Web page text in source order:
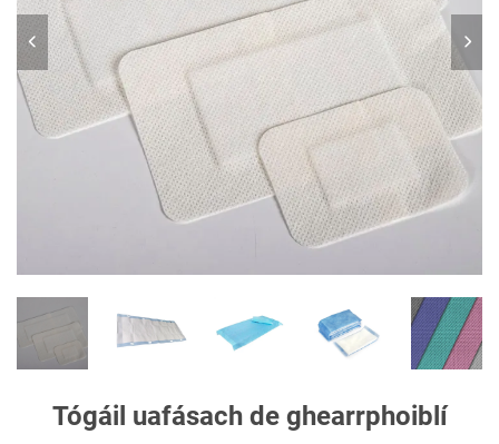
Tógáil uafásach de ghearrphoiblí